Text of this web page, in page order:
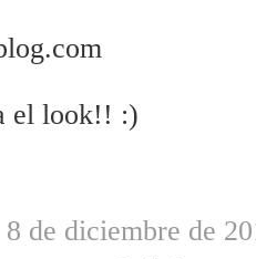
el look!! :)
8 de diciembre de